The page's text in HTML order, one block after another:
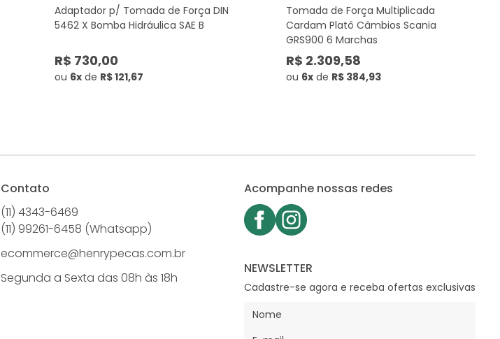
Adaptador p/ Tomada de Força DIN
5462 X Bomba Hidráulica SAE B
R$ 730,00
ou 6x de R$ 121,67
Tomada de Força Multiplicada
Cardam Platô Câmbios Scania
GRS900 6 Marchas
R$ 2.309,58
ou 6x de R$ 384,93
Contato
(11) 4343-6469
(11) 99261-6458 (Whatsapp)
ecommerce@henrypecas.com.br
Segunda a Sexta das 08h às 18h
Acompanhe nossas redes
NEWSLETTER
Cadastre-se agora e receba ofertas exclusivas